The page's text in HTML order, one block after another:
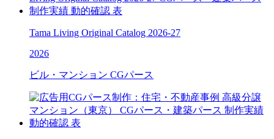
Tama Living Original Catalog 2026-27
2026
ビル・マンション CGパース